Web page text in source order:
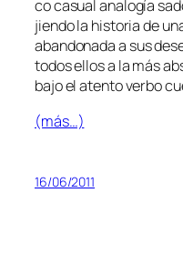
co ca­sual ana­lo­gía
jien­do la his­to­ria de
aban­do­na­da a sus
to­dos ellos a la más
ba­jo el aten­to ver­bo
(más…)
16/06/2011